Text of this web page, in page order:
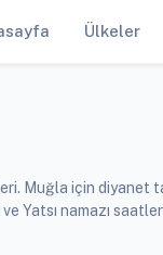
Ülkeler
Muğla için diyanet
Yatsı namazı